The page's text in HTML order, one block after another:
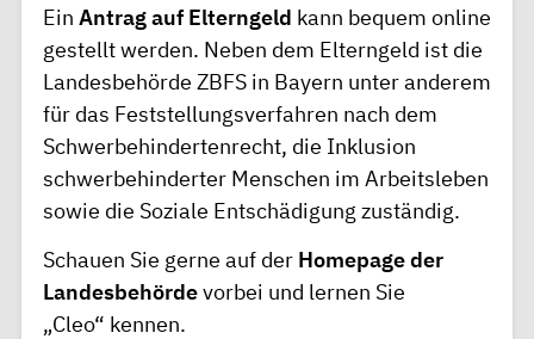
Ein Antrag auf Elterngeld kann bequem online
gestellt werden. Neben dem Elterngeld ist die
Landesbehörde ZBFS in Bayern unter anderem
für das Feststellungsverfahren nach dem
Schwerbehindertenrecht, die Inklusion
schwerbehinderter Menschen im Arbeitsleben
sowie die Soziale Entschädigung zuständig.
Schauen Sie gerne auf der Homepage der
Landesbehördevorbei und lernen Sie
„Cleo“ kennen.